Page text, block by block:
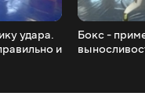
удара.
и
Бокс -